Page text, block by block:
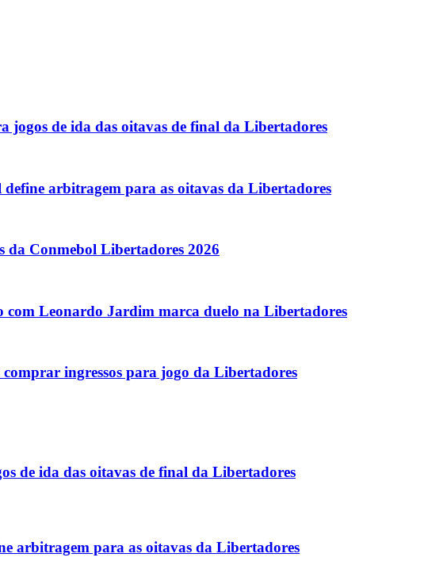
jogos de ida das oitavas de final da Libertadores
arbitragem para as oitavas da Libertadores
Conmebol Libertadores 2026
com Leonardo Jardim marca duelo na Libertadores
ingressos para jogo da Libertadores
de ida das oitavas de final da Libertadores
arbitragem para as oitavas da Libertadores